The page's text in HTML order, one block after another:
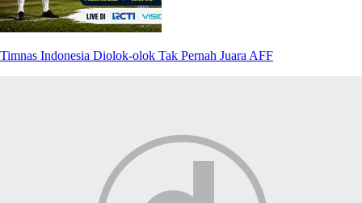
Timnas Indonesia Diolok-olok Tak Pernah Juara AFF